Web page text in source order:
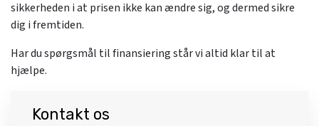
sikkerheden i at prisen ikke kan ændre sig, og dermed sikre
dig i fremtiden.
Har du spørgsmål til finansiering står vi altid klar til at
hjælpe.
Kontakt os